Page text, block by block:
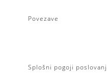
Povezave
Splošni pogoji